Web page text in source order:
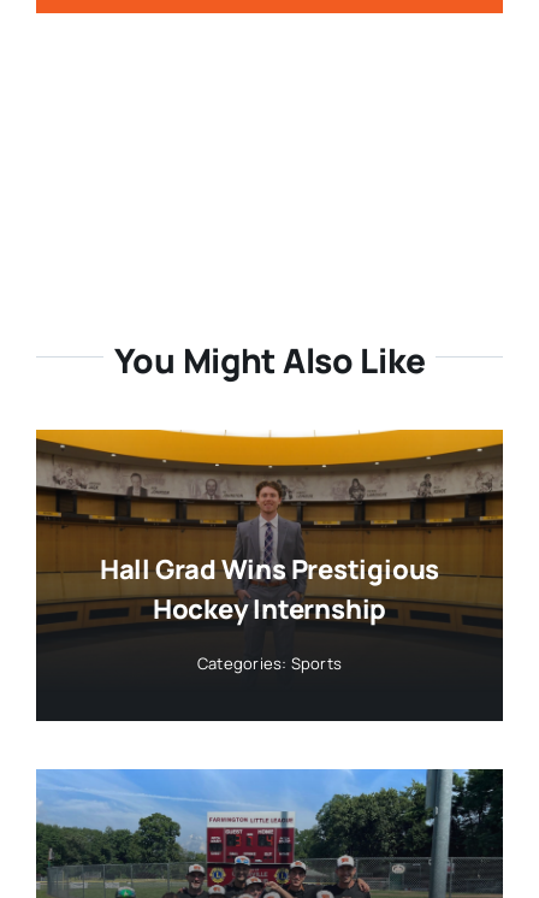
You Might Also Like
Hall Grad Wins Prestigious
Hockey Internship
Categories: Sports